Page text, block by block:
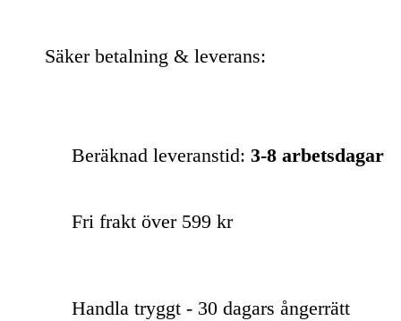
Säker betalning & leverans:
Beräknad leveranstid: 3-8 arbetsdagar
Fri frakt över 599 kr
Handla tryggt - 30 dagars ångerrätt